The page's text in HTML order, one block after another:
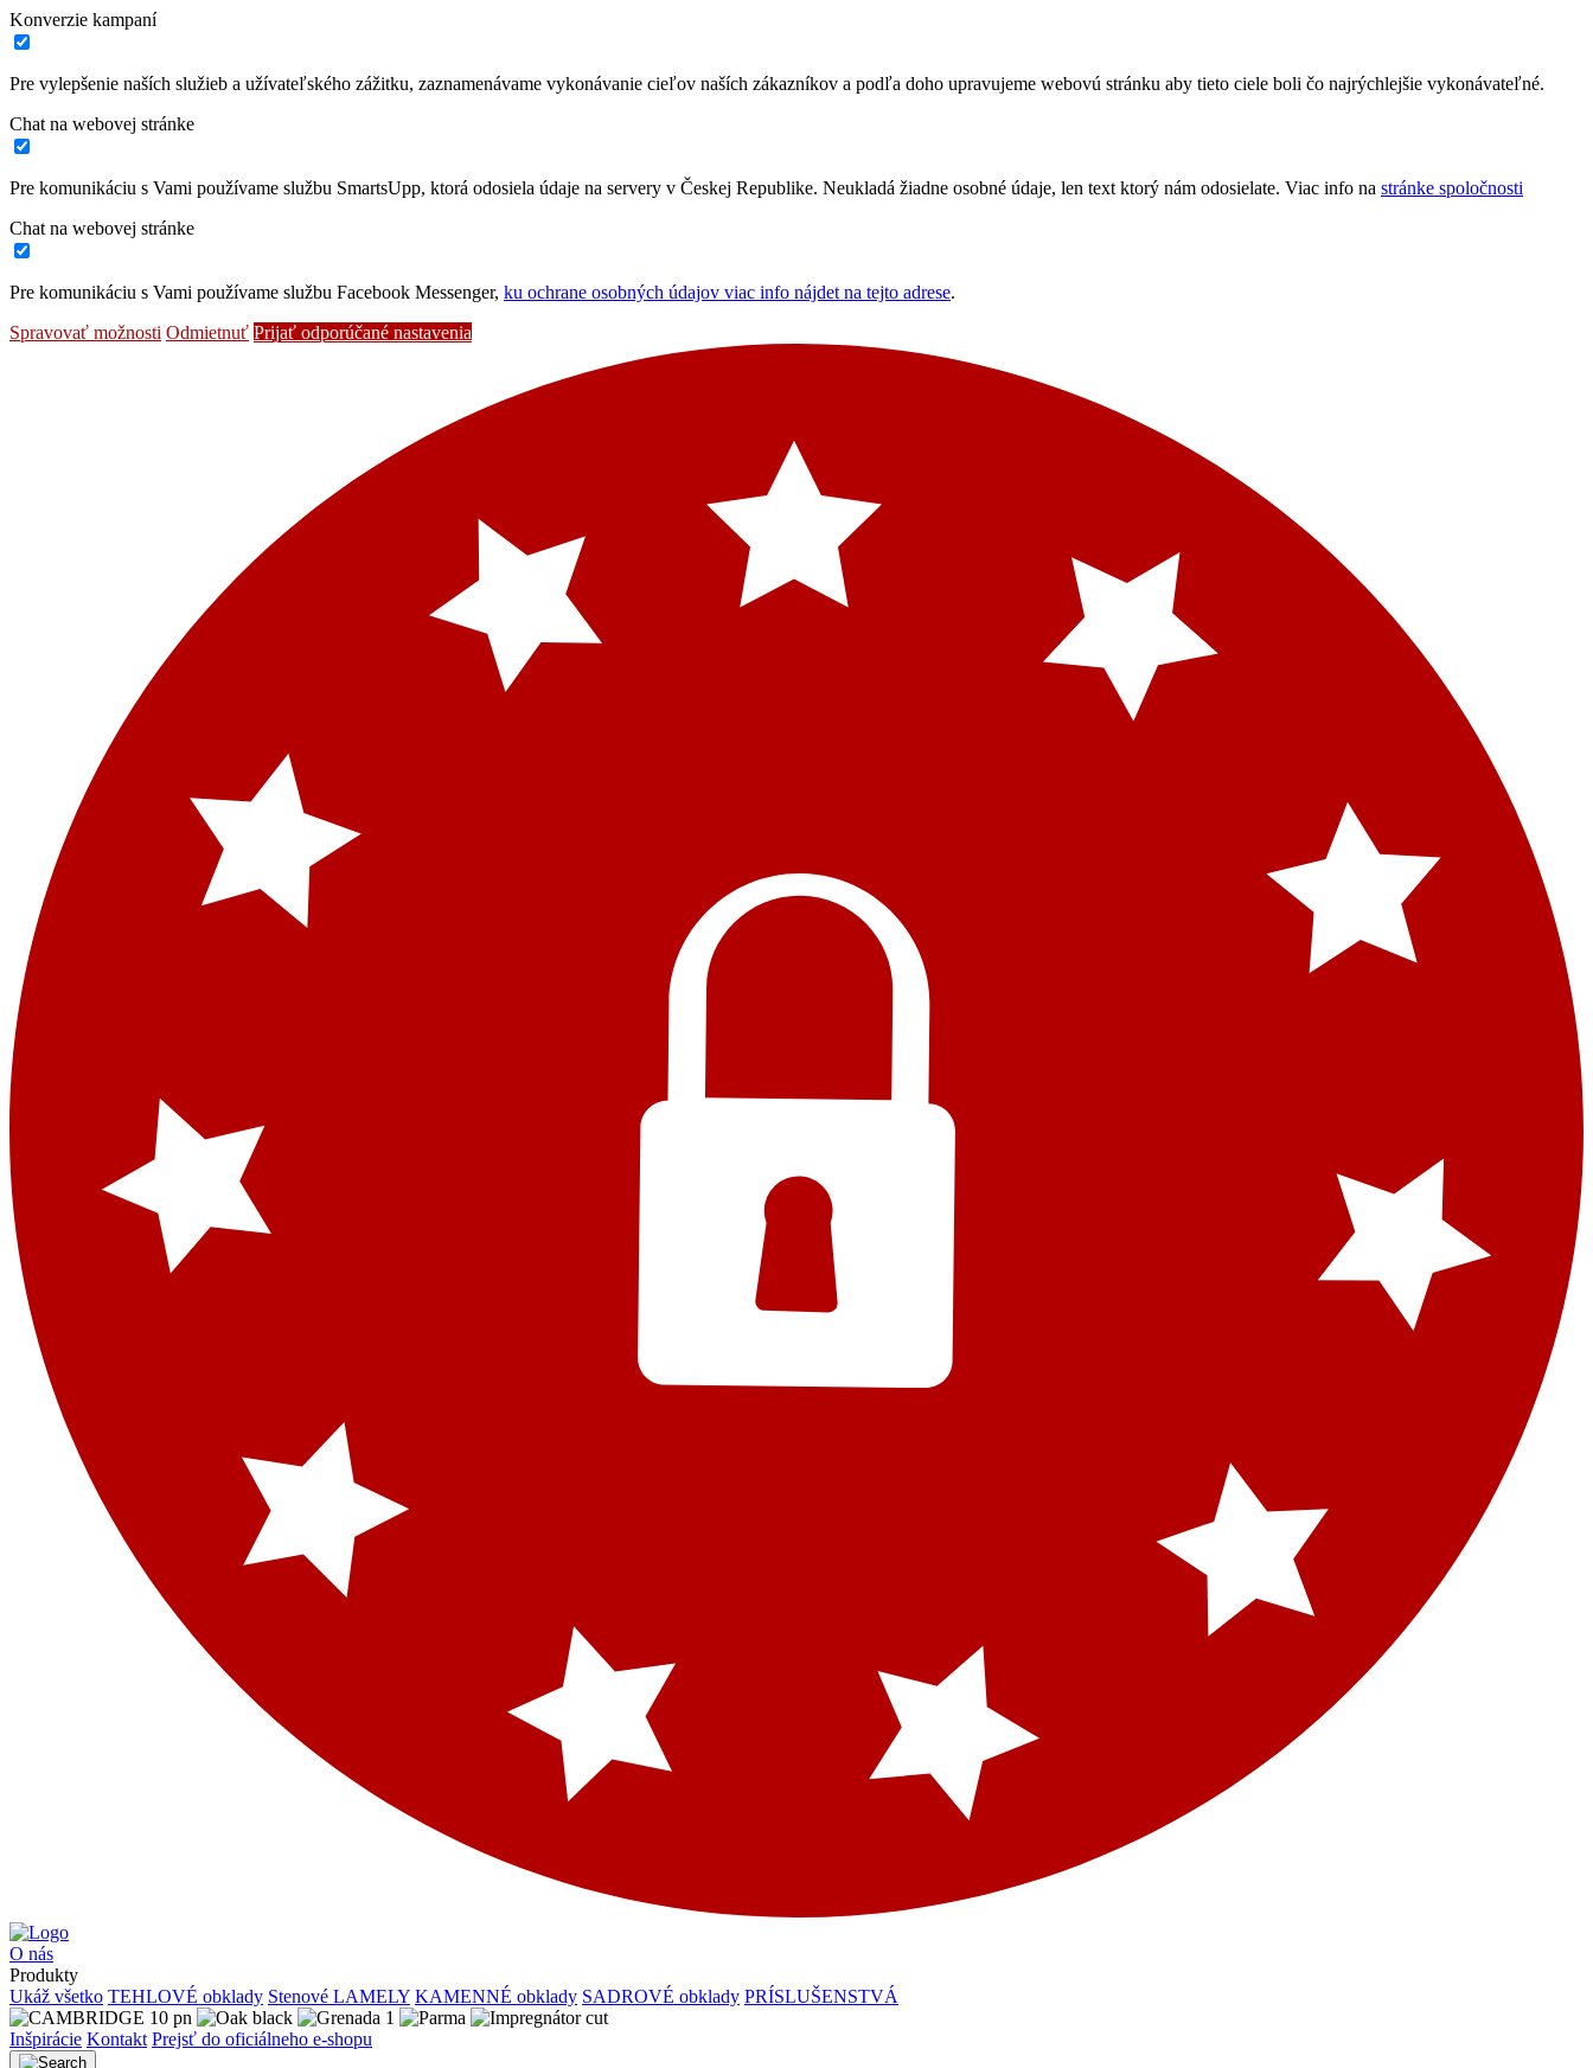
Konverzie kampaní
Pre vylepšenie naších služieb a užívateľského zážitku, zaznamenávame vykonávanie cieľov naších zákazníkov a podľa doho upravujeme webovú stránku aby tieto ciele boli čo najrýchlejšie vykonávateľné.
Chat na webovej stránke
Pre komunikáciu s Vami používame službu SmartsUpp, ktorá odosiela údaje na servery v Českej Republike. Neukladá žiadne osobné údaje, len text ktorý nám odosielate. Viac info na stránke spoločnosti
Chat na webovej stránke
Pre komunikáciu s Vami používame službu Facebook Messenger, ku ochrane osobných údajov viac info nájdet na tejto adrese.
Spravovať možnosti Odmietnuť Prijať odporúčané nastavenia
O nás
Produkty
Ukáž všetko TEHLOVÉ obklady Stenové LAMELY KAMENNÉ obklady SADROVÉ obklady PRÍSLUŠENSTVÁ
Inšpirácie Kontakt Prejsť do oficiálneho e-shopu